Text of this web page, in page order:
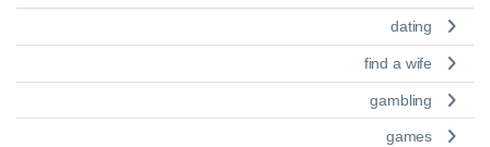
dating
find a wife
gambling
games